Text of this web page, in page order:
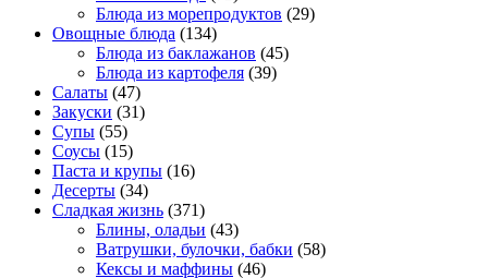
Блюда из морепродуктов (29)
Овощные блюда (134)
Блюда из баклажанов (45)
Блюда из картофеля (39)
Салаты (47)
Закуски (31)
Супы (55)
Соусы (15)
Паста и крупы (16)
Десерты (34)
Сладкая жизнь (371)
Блины, оладьи (43)
Ватрушки, булочки, бабки (58)
Кексы и маффины (46)